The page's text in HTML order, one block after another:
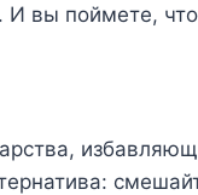
И вы поймете,